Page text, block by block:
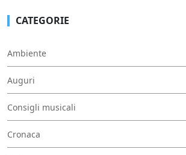
CATEGORIE
Ambiente
Auguri
Consigli musicali
Cronaca